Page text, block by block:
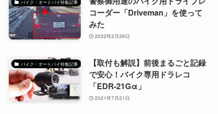
バイク・オートバイ特集記事
コーダー「Driveman」を使って
みた
2022年2月26日
バイク・オートバイ特集記事
【取付も解説】前後まるごと記録
で安心！バイク専用ドラレコ
「EDR-21Gα」
2021年7月21日